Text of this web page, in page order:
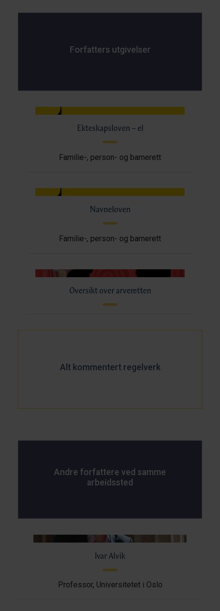
Forfatters utgivelser
Ekteskapsloven – el
Familie-, person- og barnerett
Navneloven
Familie-, person- og barnerett
Oversikt over arveretten
Alt kommentert regelverk
Andre forfattere ved samme
arbeidssted
Ivar Alvik
Professor, Universitetet i Oslo